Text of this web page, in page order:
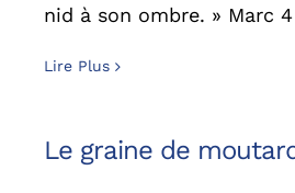
nid à son ombre. » Marc 4
Lire Plus
Le graine de